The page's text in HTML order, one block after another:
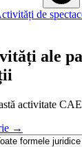
de
ale
activitate
→